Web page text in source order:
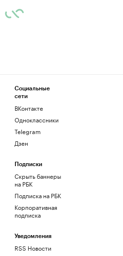
Социальные
сети
ВКонтакте
Одноклассники
Telegram
Дзен
Подписки
Скрыть баннеры
на РБК
Подписка на РБК
Корпоративная
подписка
Уведомления
RSS Новости